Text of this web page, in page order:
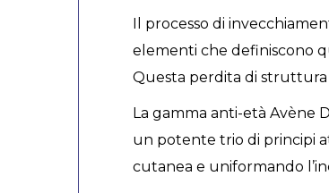
Il processo di
elementi che definiscono
Questa perdita di struttura
La gamma anti-età Avène
un potente trio di principi
cutanea e uniformando